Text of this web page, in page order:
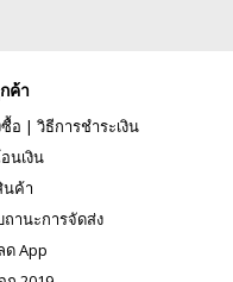
ค้า
อ | วิธีการชำระเงิน
นเงิน
นค้า
านะการจัดส่ง
App